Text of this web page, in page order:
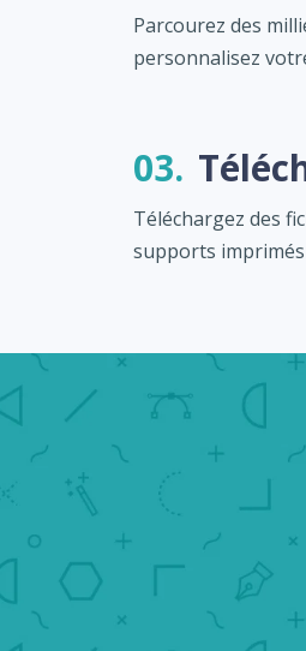
Parcourez des
personnalisez
03.
Téléchargez des
supports